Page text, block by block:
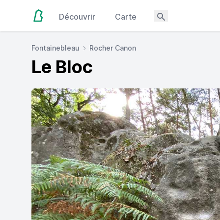
Découvrir Carte
Fontainebleau Rocher Canon
Le Bloc